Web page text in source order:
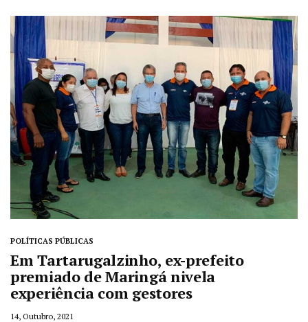
POLÍTICAS PÚBLICAS
Em Tartarugalzinho, ex-prefeito
premiado de Maringá nivela
experiência com gestores
14, Outubro, 2021